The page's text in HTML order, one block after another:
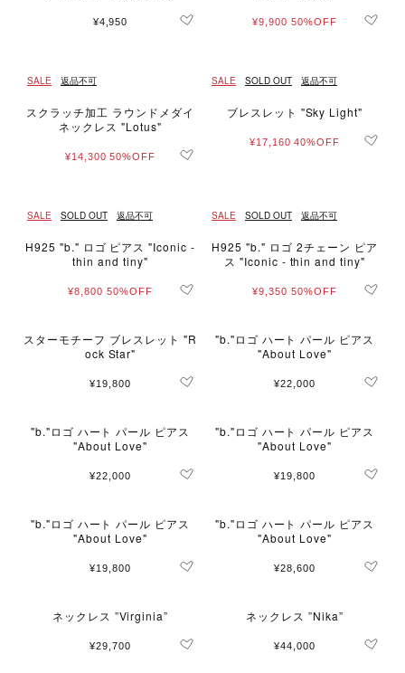
¥4,950 ¥9,900 50%OFF
SALE 返品不可
スクラッチ加工 ラウンドメダイ
ネックレス "Lotus"
¥14,300 50%OFF
SALE SOLD OUT 返品不可
ブレスレット "Sky Light"
¥17,160 40%OFF
SALE SOLD OUT 返品不可
H925 "b." ロゴ ピアス "Iconic -
thin and tiny"
¥8,800 50%OFF
SALE SOLD OUT 返品不可
H925 "b." ロゴ 2チェーン ピア
ス "Iconic - thin and tiny"
¥9,350 50%OFF
スターモチーフ ブレスレット "R
ock Star"
¥19,800
"b."ロゴ ハート パール ピアス
"About Love"
¥22,000
"b."ロゴ ハート パール ピアス
"About Love"
¥22,000
"b."ロゴ ハート パール ピアス
"About Love"
¥19,800
"b."ロゴ ハート パール ピアス
"About Love"
¥19,800
"b."ロゴ ハート パール ピアス
"About Love"
¥28,600
ネックレス ”Virginia”
¥29,700
ネックレス ”Nika”
¥44,000